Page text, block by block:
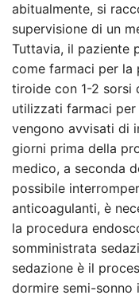
abitualmente, si
supervisione di un
Tuttavia, il paziente
come farmaci per la
tiroide con 1-2 sorsi
utilizzati farmaci
vengono avvisati di
giorni prima della
medico, a seconda
possibile
anticoagulanti, è
la procedura
somministrata
sedazione è il
dormire semi-sonno